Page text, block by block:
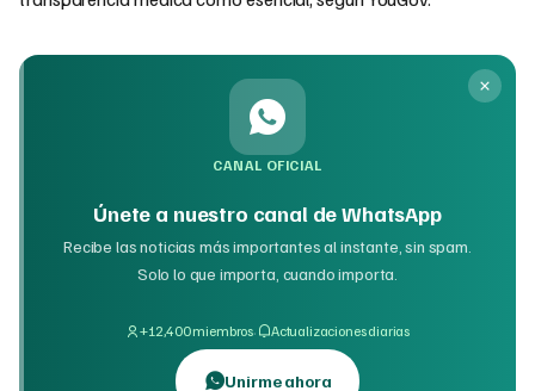
CANAL OFICIAL
Únete a nuestro canal de WhatsApp
Recibe las noticias más importantes al instante, sin spam.
Solo lo que importa, cuando importa.
+12,400 miembros· Actualizaciones diarias
Unirme ahora